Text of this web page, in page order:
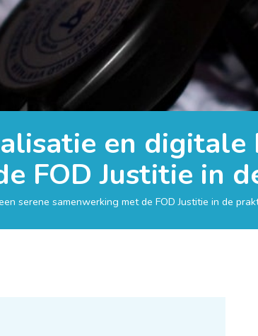
en digitale
FOD Justitie in
serene samenwerking met de FOD Justitie in de